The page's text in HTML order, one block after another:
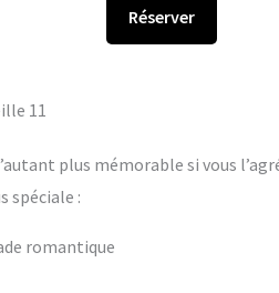
Réserver
11
plus mémorable si vous
spéciale :
romantique